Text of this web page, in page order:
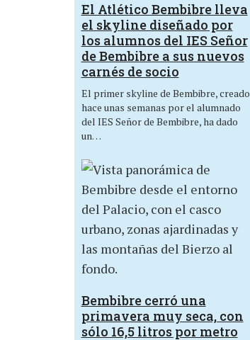
El Atlético Bembibre lleva
el skyline diseñado por
los alumnos del IES Señor
de Bembibre a sus nuevos
carnés de socio
El primer skyline de Bembibre, creado
hace unas semanas por el alumnado
del IES Señor de Bembibre, ha dado
un…
Bembibre cerró una
primavera muy seca, con
sólo 16,5 litros por metro